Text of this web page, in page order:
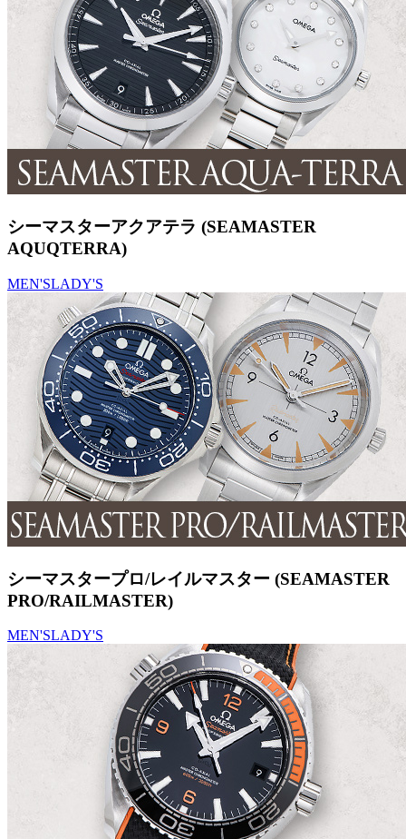
シーマスターアクアテラ (SEAMASTER
AQUQTERRA)
MEN'SLADY'S
シーマスタープロ/レイルマスター (SEAMASTER
PRO/RAILMASTER)
MEN'SLADY'S